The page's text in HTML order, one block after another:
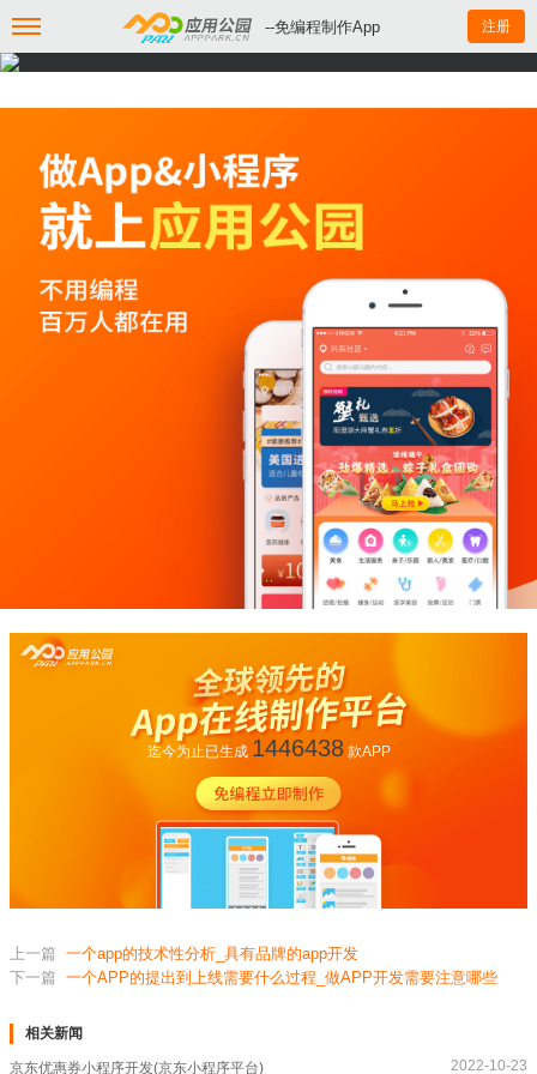
--免编程制作App 注册
迄今为止已生成 1446438款APP
上一篇 一个app的技术性分析_具有品牌的app开发
下一篇 一个APP的提出到上线需要什么过程_做APP开发需要注意哪些
相关新闻
京东优惠券小程序开发(京东小程序平台) 2022-10-23